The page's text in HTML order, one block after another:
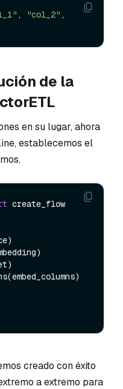
, "col_2"
de la
en su lugar, ahora
establecemos el
create_flow
creado con éxito
a extremo para